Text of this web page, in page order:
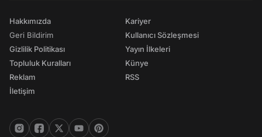
Hakkımızda
Geri Bildirim
Gizlilik Politikası
Topluluk Kuralları
Reklam
İletişim
Kariyer
Kullanıcı Sözleşmesi
Yayın İlkeleri
Künye
RSS